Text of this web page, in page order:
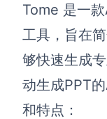
Tome 是一
工具，旨在
够快速生成
动生成PPT
和特点：